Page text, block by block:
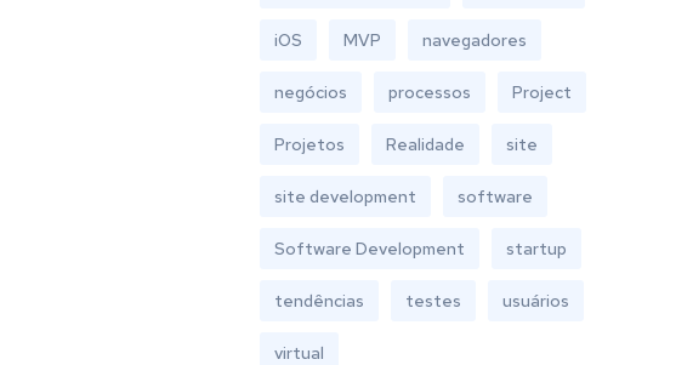
iOS MVP navegadores
negócios processos Project
Projetos Realidade site
site development software
Software Development startup
tendências testes usuários
virtual